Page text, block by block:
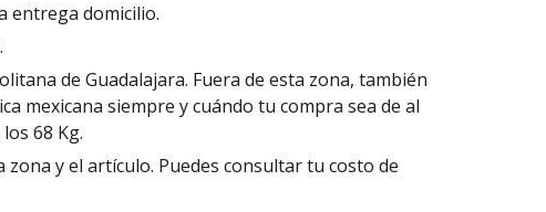
entrega domicilio.
de Guadalajara. Fuera de esta zona, también
mexicana siempre y cuándo tu compra sea de al
68 Kg.
y el artículo. Puedes consultar tu costo de